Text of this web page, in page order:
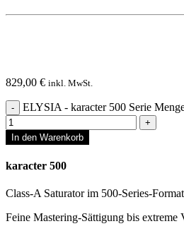
829,00 € inkl. MwSt.
ELYSIA - karacter 500 Serie
In den Warenkorb
karacter 500
Class-A Saturator im 500-Series-Format
Feine Mastering-Sättigung bis extreme